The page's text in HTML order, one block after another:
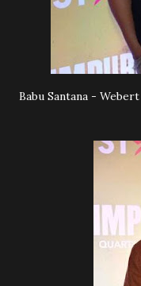
Babu Santana -